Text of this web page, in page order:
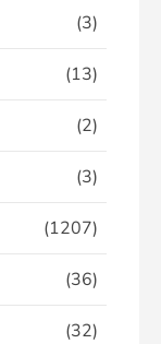
(3)
(13)
(2)
(3)
(1207)
(36)
(32)